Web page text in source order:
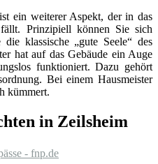
ein weiterer Aspekt, der in das
fällt. Prinzipiell können Sie sich
klassische „gute Seele“ des
hat auf das Gebäude ein Auge
funktioniert. Dazu gehört
Bei einem Hausmeister
kümmert.
in Zeilsheim
- fnp.de